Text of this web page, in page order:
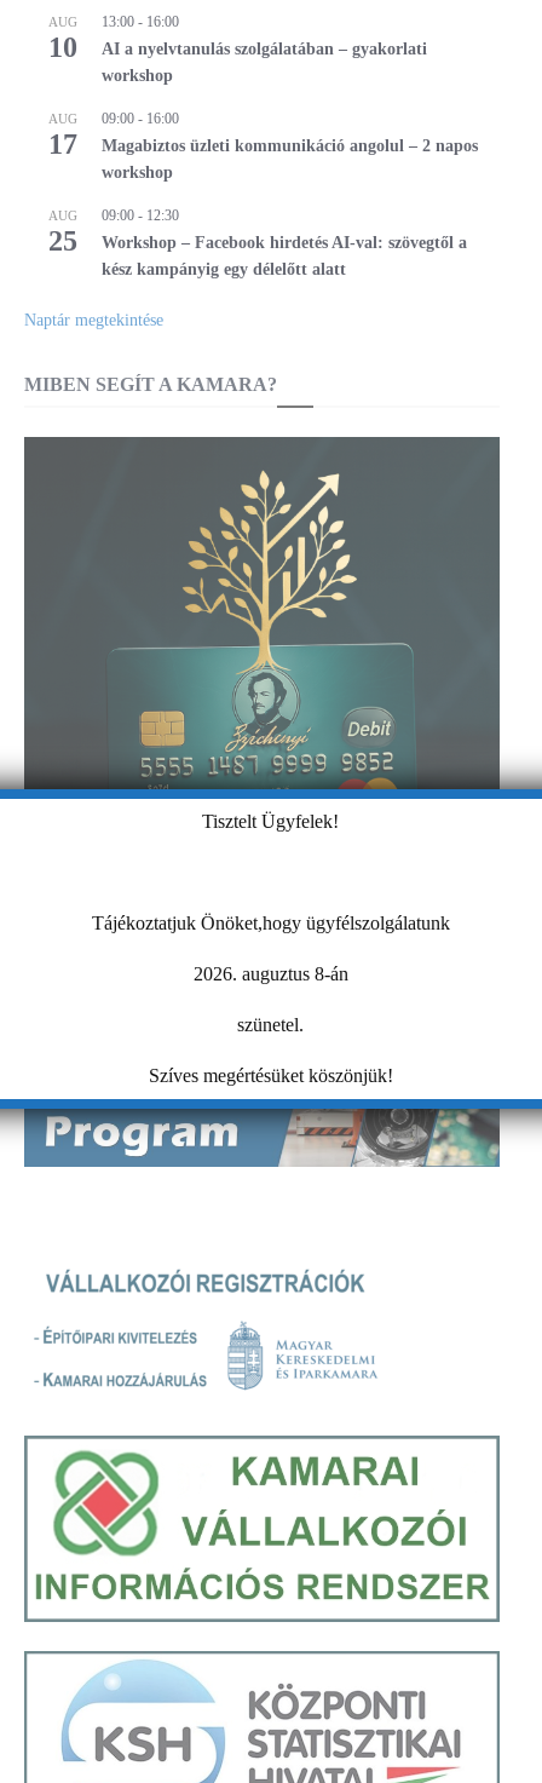
AUG
10
13:00 - 16:00
AI a nyelvtanulás szolgálatában – gyakorlati
workshop
AUG
17
09:00 - 16:00
Magabiztos üzleti kommunikáció angolul – 2 napos
workshop
AUG
25
09:00 - 12:30
Workshop – Facebook hirdetés AI-val: szövegtől a
kész kampányig egy délelőtt alatt
Naptár megtekintése
MIBEN SEGÍT A KAMARA?
Tisztelt Ügyfelek!
Tájékoztatjuk Önöket,hogy ügyfélszolgálatunk
2026. auguztus 8-án
szünetel.
Szíves megértésüket köszönjük!